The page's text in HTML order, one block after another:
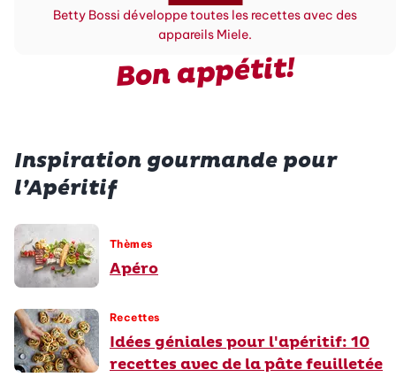
Betty Bossi développe toutes les recettes avec des
appareils Miele.
Bon appétit!
Inspiration gourmande pour
l’Apéritif
Thèmes
Apéro
Recettes
Idées géniales pour l'apéritif: 10
recettes avec de la pâte feuilletée